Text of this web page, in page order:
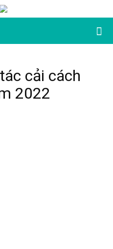
cải cách
2022